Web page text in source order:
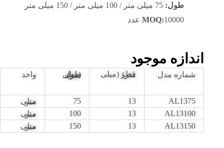
طول:75 میلی متر / 100 میلی متر / 150 میلی متر
MOQ:10000 عدد
اندازه موجود
شماره مدل قطر (میلی متر) طول (میلی متر) واحد
AL1375
میلی متر
AL13100
100
میلی متر
AL13150
150 میلی متر